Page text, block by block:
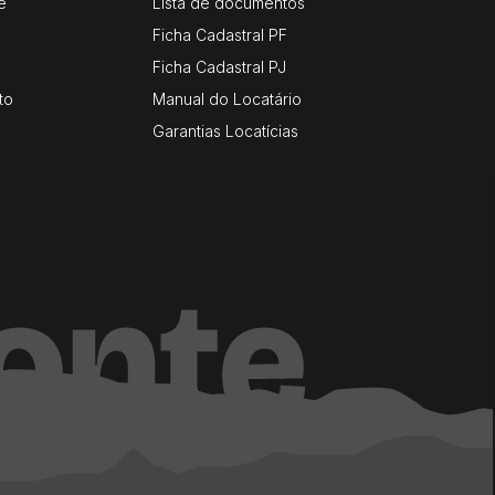
Ficha Cadastral PF
Ficha Cadastral PJ
Manual do Locatário
Garantias Locatícias